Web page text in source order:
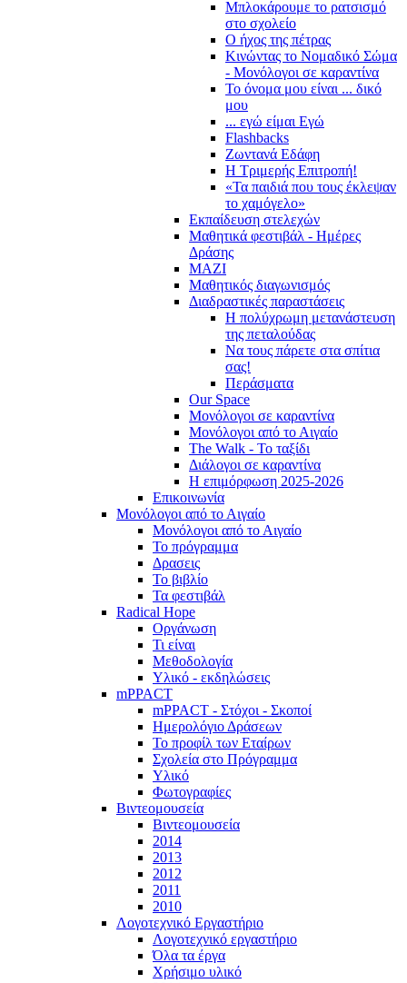
Μπλοκάρουμε το ρατσισμό
στο σχολείο
Ο ήχος της πέτρας
Κινώντας το Νομαδικό Σώμα
- Μονόλογοι σε καραντίνα
Το όνομα μου είναι ... δικό
μου
... εγώ είμαι Εγώ
Flashbacks
Ζωντανά Εδάφη
Η Τριμερής Επιτροπή!
«Τα παιδιά που τους έκλεψαν
το χαμόγελο»
Εκπαίδευση στελεχών
Μαθητικά φεστιβάλ - Ημέρες
Δράσης
ΜΑΖΙ
Μαθητικός διαγωνισμός
Διαδραστικές παραστάσεις
Η πολύχρωμη μετανάστευση
της πεταλούδας
Να τους πάρετε στα σπίτια
σας!
Περάσματα
Our Space
Μονόλογοι σε καραντίνα
Μονόλογοι από το Αιγαίο
The Walk - Το ταξίδι
Διάλογοι σε καραντίνα
Η επιμόρφωση 2025-2026
Επικοινωνία
Μονόλογοι από το Αιγαίο
Μονόλογοι από το Αιγαίο
Το πρόγραμμα
Δρασεις
Το βιβλίο
Τα φεστιβάλ
Radical Hope
Οργάνωση
Τι είναι
Μεθοδολογία
Υλικό - εκδηλώσεις
mPPACT
mPPACT - Στόχοι - Σκοποί
Ημερολόγιο Δράσεων
Το προφίλ των Εταίρων
Σχολεία στο Πρόγραμμα
Υλικό
Φωτογραφίες
Βιντεομουσεία
Βιντεομουσεία
2014
2013
2012
2011
2010
Λογοτεχνικό Εργαστήριο
Λογοτεχνικό εργαστήριο
Όλα τα έργα
Χρήσιμο υλικό